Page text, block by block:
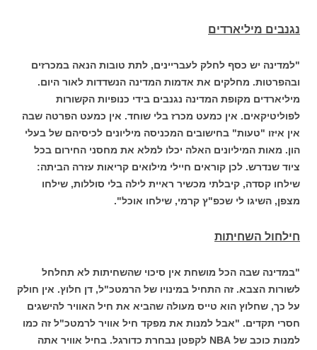
נגנבים מיליארדים
"למדינה יש כסף לחלק לעבריינים, לתת טובות הנאה במכרזים
ובהפרטות. מחלקים את אדמות המדינה הנשדדות לאור היום.
מיליארדים מקופת המדינה נגנבים בידי כנופיות הקשורות
לפוליטיקאים. אין כמעט מכרז בלי שוחד. אין כמעט הפרטה שבה
אין איזו "טעות" בחישובים המכניסה מיליונים לכיסיהם של בעלי
הון. מאות המיליונים האלה יכלו למלא את מחסני החירום בכל
ציוד שנדרש. לכן קוראים חיילי מילואים קריאות עזרה הביתה:
שילחו קסדה, קיבלתי מכשיר ראיית לילה בלי סוללות, שילחו
מצפן, השיגו לי שכפ"ץ קרמי, שילחו אוכל".
חילחול השחיתות
"במדינה שבה הכל מושחת אין סיכוי שהשחיתות לא תחלחל
לשורות הצבא. זה התחיל במינויו של הרמטכ"ל, דן חלוץ. אין חולק
על כך, שחלוץ הוא טייס מעולה שהביא את חיל האוויר להישגים
חסרי תקדים. "אבל למנות את מפקד חיל אוויר לרמטכ"ל זה כמו
למנות כוכב של NBA לקפטן נבחרת כדורגל. בחיל אוויר אתה